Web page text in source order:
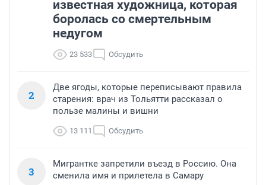
известная художница, которая
боролась со смертельным
недугом
23 533 Обсудить
2
Две ягоды, которые переписывают правила
старения: врач из Тольятти рассказал о
пользе малины и вишни
13 111 Обсудить
3
Мигрантке запретили въезд в Россию. Она
сменила имя и прилетела в Самару